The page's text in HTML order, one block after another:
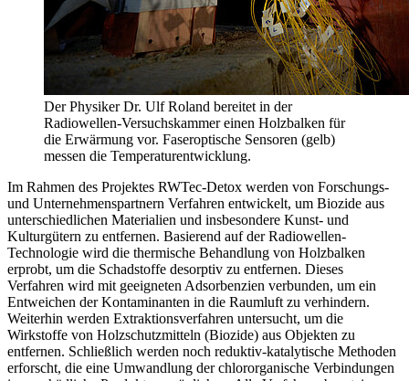
Der Physiker Dr. Ulf Roland bereitet in der
Radiowellen-Versuchskammer einen Holzbalken für
die Erwärmung vor. Faseroptische Sensoren (gelb)
messen die Temperaturentwicklung.
Im Rahmen des Projektes RWTec-Detox werden von Forschungs-
und Unternehmenspartnern Verfahren entwickelt, um Biozide aus
unterschiedlichen Materialien und insbesondere Kunst- und
Kulturgütern zu entfernen. Basierend auf der Radiowellen-
Technologie wird die thermische Behandlung von Holzbalken
erprobt, um die Schadstoffe desorptiv zu entfernen. Dieses
Verfahren wird mit geeigneten Adsorbenzien verbunden, um ein
Entweichen der Kontaminanten in die Raumluft zu verhindern.
Weiterhin werden Extraktionsverfahren untersucht, um die
Wirkstoffe von Holzschutzmitteln (Biozide) aus Objekten zu
entfernen. Schließlich werden noch reduktiv-katalytische Methoden
erforscht, die eine Umwandlung der chlororganische Verbindungen